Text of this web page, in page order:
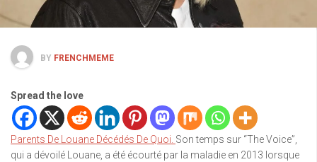
BY FRENCHMEME
Spread the love
Parents De Louane Décédés De Quoi. Son temps sur “The Voice”,
qui a dévoilé Louane, a été écourté par la maladie en 2013 lorsque